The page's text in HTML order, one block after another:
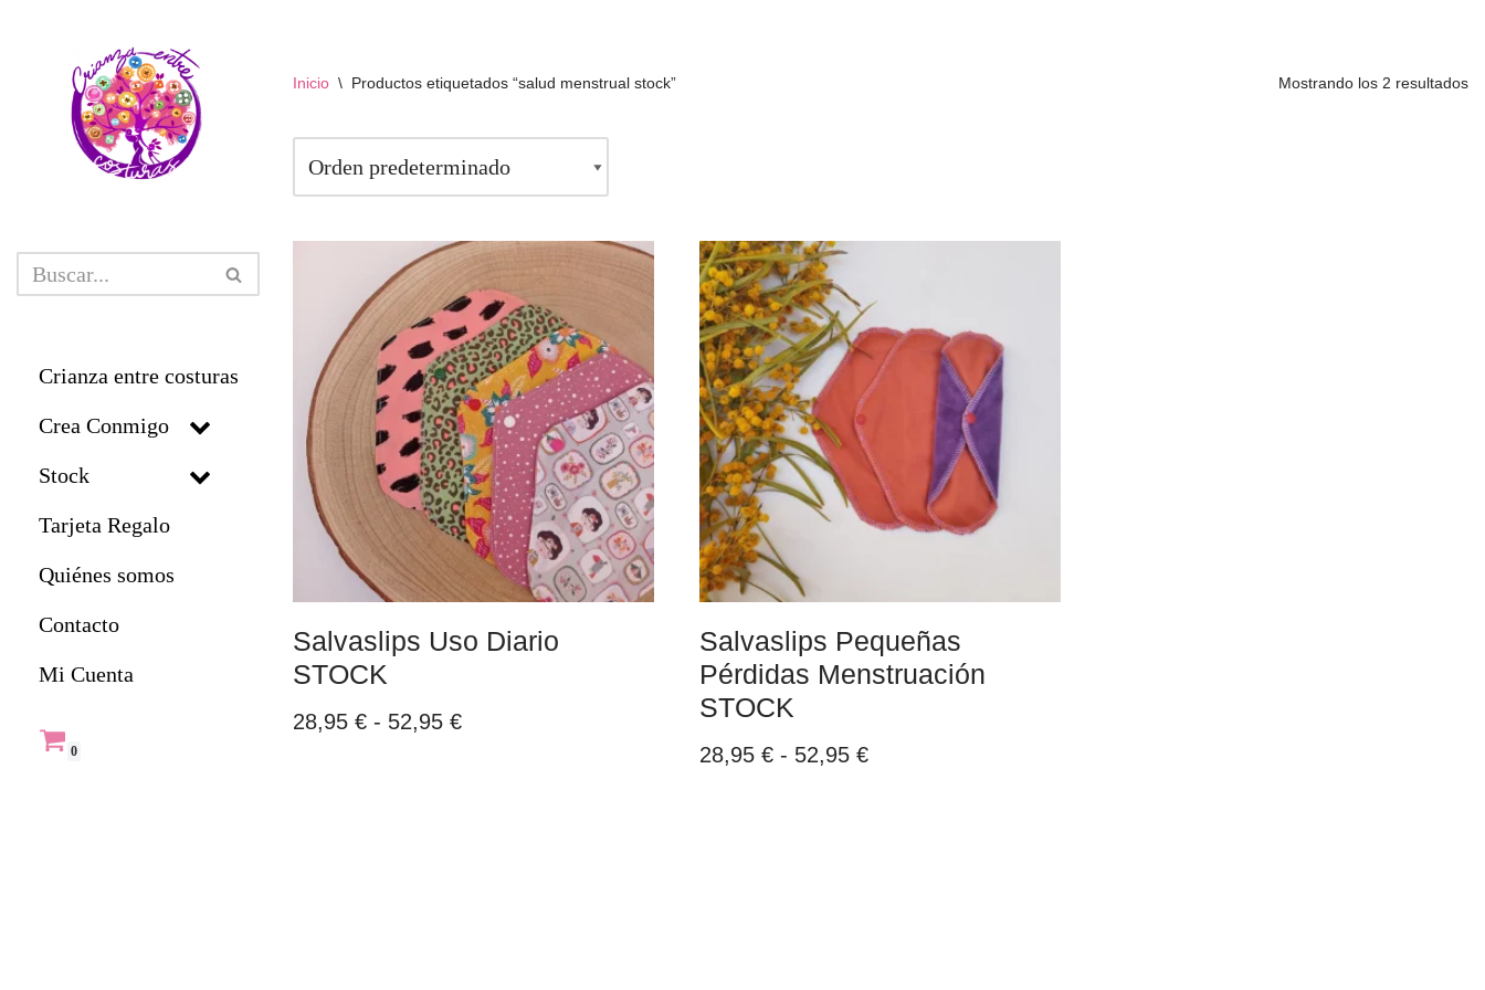
contenido
Crianza entre costuras
Crea Conmigo
Stock
Tarjeta Regalo
Quiénes somos
Contacto
Mi Cuenta
0
Inicio \ Productos etiquetados “salud menstrual stock” Mostrando los 2 resultados
Salvaslips Uso Diario
STOCK
28,95 € - 52,95 €
Salvaslips Pequeñas
Pérdidas Menstruación
STOCK
28,95 € - 52,95 €